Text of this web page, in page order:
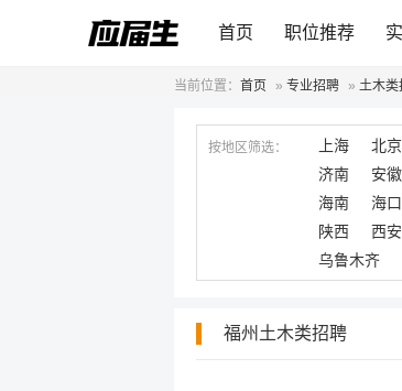
首页 职位推荐
当前位置： 首页 » 专业招聘 » 土木类
按地区筛选： 上海 北京
济南
安徽
海南
海口
陕西
西安
乌鲁木齐
福州土木类招聘